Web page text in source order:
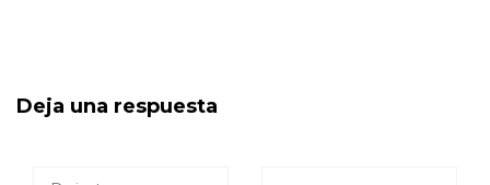
Deja una respuesta